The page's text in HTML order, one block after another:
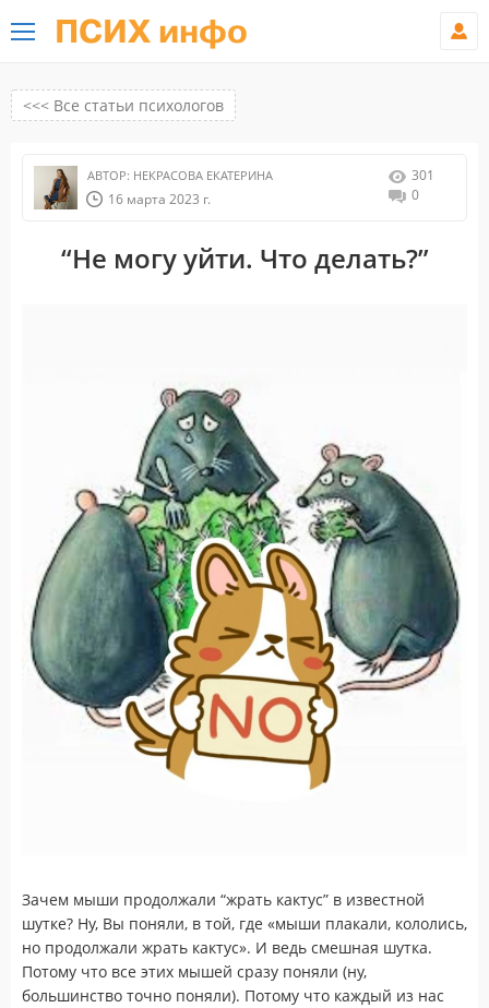
ПСИХ инфо
<<< Все статьи психологов
АВТОР: НЕКРАСОВА ЕКАТЕРИНА
16 марта 2023 г.
301
0
“Не могу уйти. Что делать?”
Зачем мыши продолжали “жрать кактус” в известной
шутке? Ну, Вы поняли, в той, где «мыши плакали, кололись,
но продолжали жрать кактус». И ведь смешная шутка.
Потому что все этих мышей сразу поняли (ну,
большинство точно поняли). Потому что каждый из нас